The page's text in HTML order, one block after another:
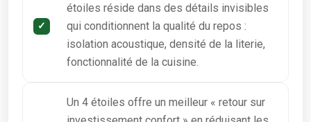
étoiles réside dans des détails invisibles
qui conditionnent la qualité du repos :
isolation acoustique, densité de la literie,
fonctionnalité de la cuisine.
Un 4 étoiles offre un meilleur « retour sur